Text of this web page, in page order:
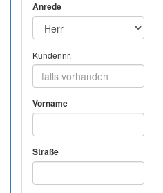
Anrede
Kundennr.
Vorname
Straße